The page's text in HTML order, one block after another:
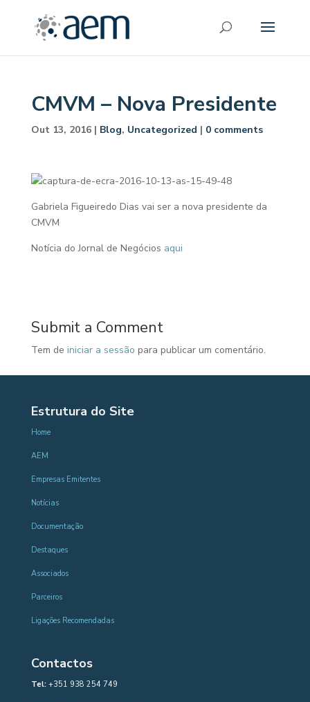
CMVM – Nova Presidente
Out 13, 2016| Blog, Uncategorized | 0 comments
Gabriela Figueiredo Dias vai ser a nova presidente da
CMVM
Notícia do Jornal de Negócios aqui
Submit a Comment
Tem de iniciar a sessão para publicar um comentário.
Estrutura do Site
Home
AEM
Empresas Emitentes
Notícias
Documentação
Destaques
Associados
Parceiros
Ligações Recomendadas
Contactos
Tel:+351 938 254 749